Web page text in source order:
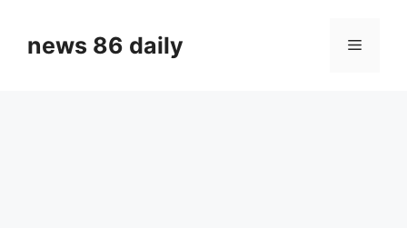
contentnews 86 daily Menu